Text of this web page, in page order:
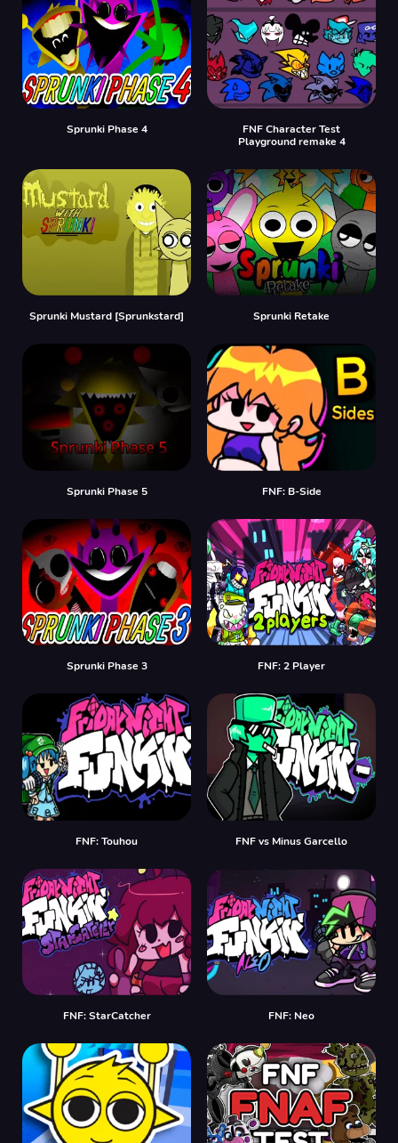
Sprunki Phase 4
FNF Character Test
Playground remake 4
Sprunki Mustard [Sprunkstard] Sprunki Retake
Sprunki Phase 5 FNF: B-Side
Sprunki Phase 3 FNF: 2 Player
FNF: Touhou FNF vs Minus Garcello
FNF: StarCatcher FNF: Neo